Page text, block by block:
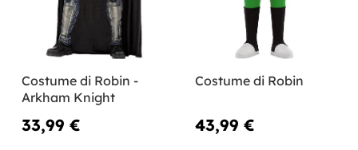
Costume di Robin -
Arkham Knight
33,99 €
Costume di Robin
43,99 €